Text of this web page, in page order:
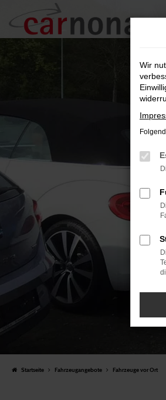
Zum
Hauptinhalt
springen
Startseite Fahrzeugangebote Fahrzeuge vor Ort
Wir